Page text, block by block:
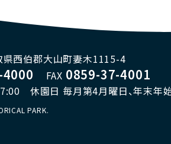
西伯郡大山町妻木1115-4
FAX 0859-37-4001
休園日 毎月第4月曜日、年末年
PARK.